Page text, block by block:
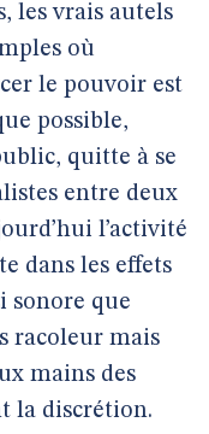
les vrais autels
où
le pouvoir est
possible,
quitte à se
entre deux
l’activité
dans les effets
sonore que
racoleur mais
mains des
la discrétion.